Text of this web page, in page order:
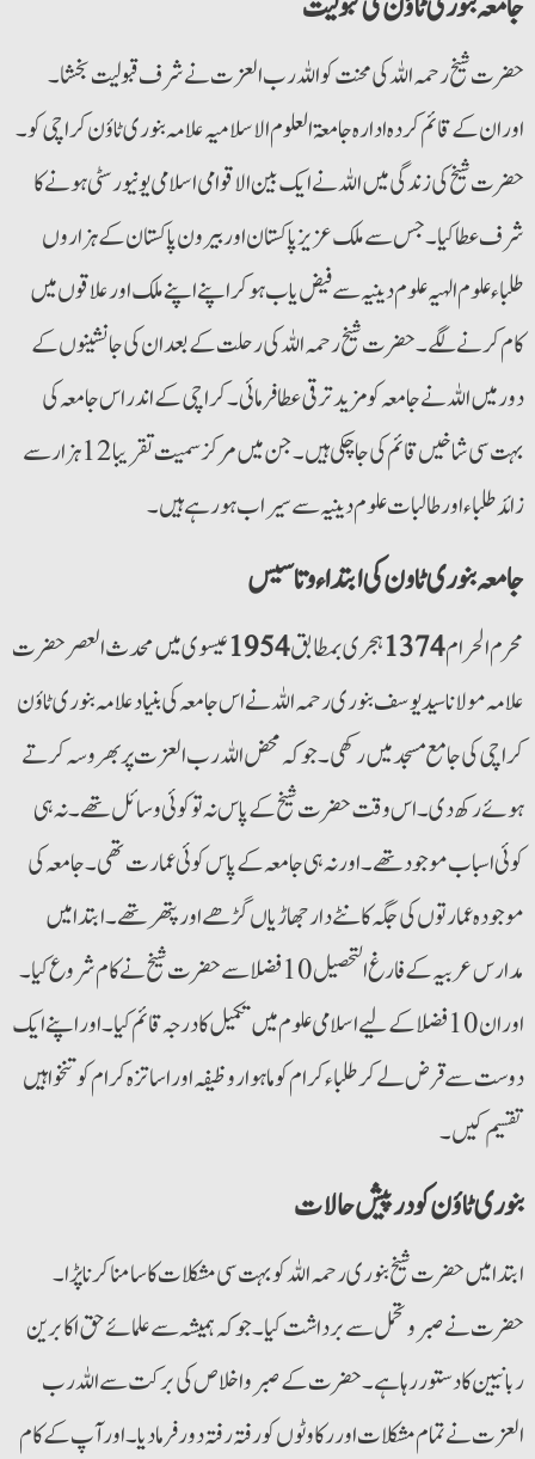
حضرت شیخ رحمہ اللہ کی محنت کو اللہ رب العزت نے شرف قبولیت بخشا۔
اوران کے قائم کردہ ادارہ جامعۃ العلوم الاسلامیہ علامہ بنوری ٹاؤن کراچی کو۔
حضرت شیخ کی زندگی میں اللہ نے ایک بین الاقوامی اسلامی یونیورسٹی ہونے کا
شرف عطا کیا۔ جس سے ملک عزیز پاکستان اور بیرون پاکستان کے ہزاروں
طلباء علوم الہیہ علوم دینیہ سے فیض یاب ہو کراپنے اپنے ملک اورعلاقوں میں
کام کرنے لگے۔ حضرت شیخ رحمہ اللہ کی رحلت کے بعد ان کی جانشینوں کے
دورمیں اللہ نے جامعہ کو مزید ترقی عطا فرمائی۔ کراچی کےاندر اس جامعہ کی
بہت سی شاخیں قائم کی جاچکی ہیں۔ جن میں مرکزسمیت تقریبا 12 ہزار سے
زائد طلباء اور طالبات علوم دینیہ سے سیراب ہو رہے ہیں۔
جامعہ بنوری ٹاون کی ابتداء و تاسیس
محرم الحرام1374ہجری بمطابق1954عیسوی میں محدث العصر حضرت
علامہ مولانا سید یوسف بنوری رحمہ اللہ نے اس جامعہ کی بنیاد علامہ بنوری ٹاؤن
کراچی کی جامع مسجد میں رکھی۔ جو کہ محض اللہ رب العزت پر بھروسہ کرتے
ہوئے رکھ دی۔ اس وقت حضرت شیخ کے پاس نہ تو کوئی وسائل تھے۔ نہ ہی
کوئی اسباب موجود تھے۔ اورنہ ہی جامعہ کے پاس کوئی عمارت تھی۔ جامعہ کی
موجودہ عمارتوں کی جگہ کانٹے دار جھاڑیاں گڑھے اور پتھر تھے۔ ابتدا میں
مدارس عربیہ کے فارغ التحصیل 10 فضلا سے حضرت شیخ نے کام شروع کیا۔
اوران 10 فضلا کے لیے اسلامی علوم میں تکمیل کا درجہ قائم کیا۔ اور اپنے ایک
دوست سے قرض لے کر طلباء کرام کوماہواروظیفہ اوراساتزہ کرام کو تنخواہیں
تقسیم کیں۔
بنوری ٹاؤن کو درپیش حالات
ابتدا میں حضرت شیخ بنوری رحمہ اللہ کو بہت سی مشکلات کا سامنا کرنا پڑا۔
حضرت نے صبر وتحمل سے برداشت کیا۔ جو کہ ہمیشہ سے علمائے حق اکابرین
ربانیین کا دستوررہا ہے۔ حضرت کے صبرو اخلاص کی برکت سے اللہ رب
العزت نے تمام مشکلات اور رکاوٹوں کو رفتہ رفتہ دورفرما دیا۔ اورآپ کے کام